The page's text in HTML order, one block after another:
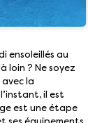
ensoleillés au
loin ? Ne soyez
la
il est
est une étape